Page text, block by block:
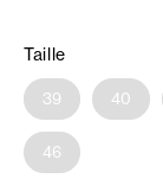
Taille
39 40
46